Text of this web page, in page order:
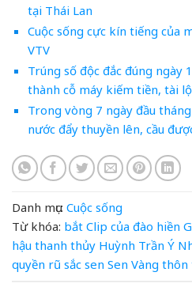
tại Thái Lan
Cuộc sống cực kín tiếng của
VTV
Trúng số độc đắc đúng
thành cỗ máy kiếm tiền, tài
Trong vòng 7 ngày đầu
nước đẩy thuyền lên, cầu
Danh mục: Cuộc sống
Từ khóa: bắt Clip của đào hiền
hậu thanh thủy Huỳnh Trần Ý
quyền rũ sắc sen Sen Vàng thôn